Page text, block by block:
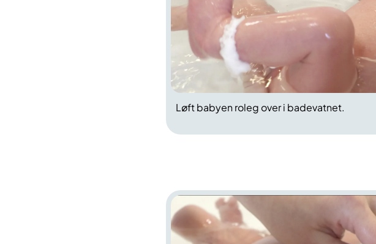
Løft babyen roleg over i badevatnet.